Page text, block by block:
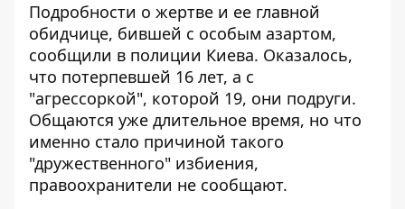
Подробности о жертве и ее главной
обидчице, бившей с особым азартом,
сообщили в полиции Киева. Оказалось,
что потерпевшей 16 лет, а с
"агрессоркой", которой 19, они подруги.
Общаются уже длительное время, но что
именно стало причиной такого
"дружественного" избиения,
правоохранители не сообщают.